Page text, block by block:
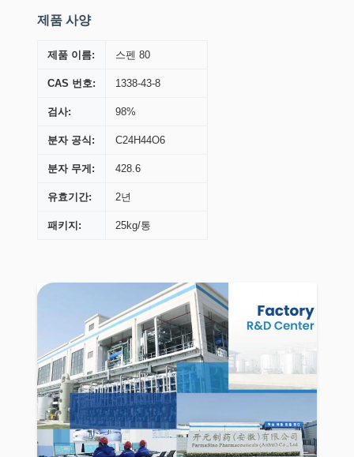
제품 사양
제품 이름: 스펜 80
CAS 번호: 1338-43-8
검사: 98%
분자 공식: C24H44O6
분자 무게: 428.6
유효기간: 2년
패키지: 25kg/통